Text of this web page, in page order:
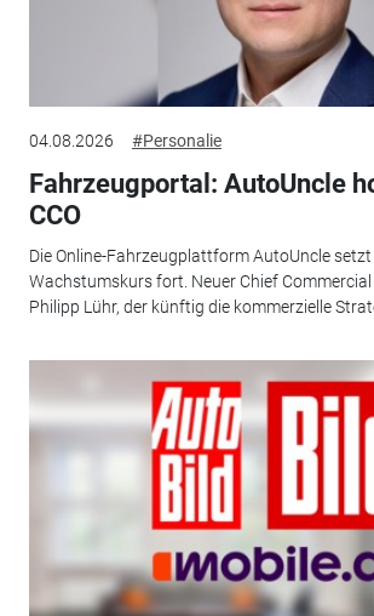
04.08.2026 #Personalie
Fahrzeugportal: AutoUncle
CCO
Die Online-Fahrzeugplattform AutoUncle setzt
Wachstumskurs fort. Neuer Chief Commercial
Philipp Lühr, der künftig die kommerzielle